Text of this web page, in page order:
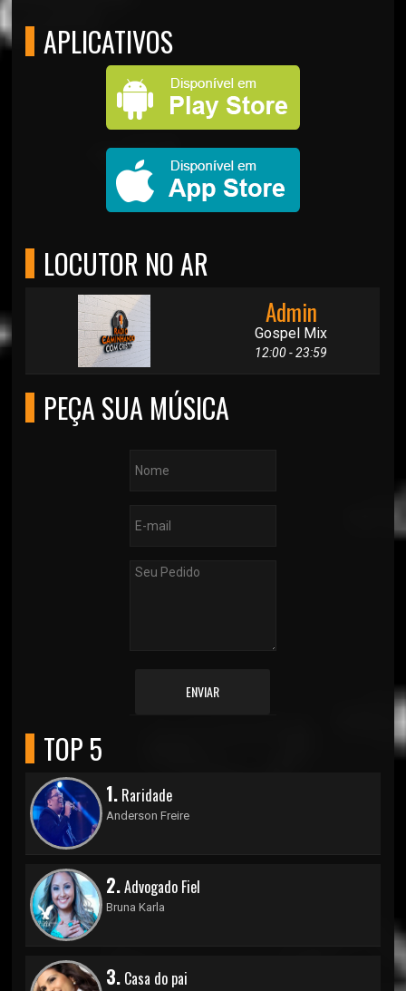
APLICATIVOS
LOCUTOR NO AR
Admin
Gospel Mix
12:00 - 23:59
PEÇA SUA MÚSICA
ENVIAR
TOP 5
1. Raridade
Anderson Freire
2.Advogado Fiel
Bruna Karla
3. Casa do pai